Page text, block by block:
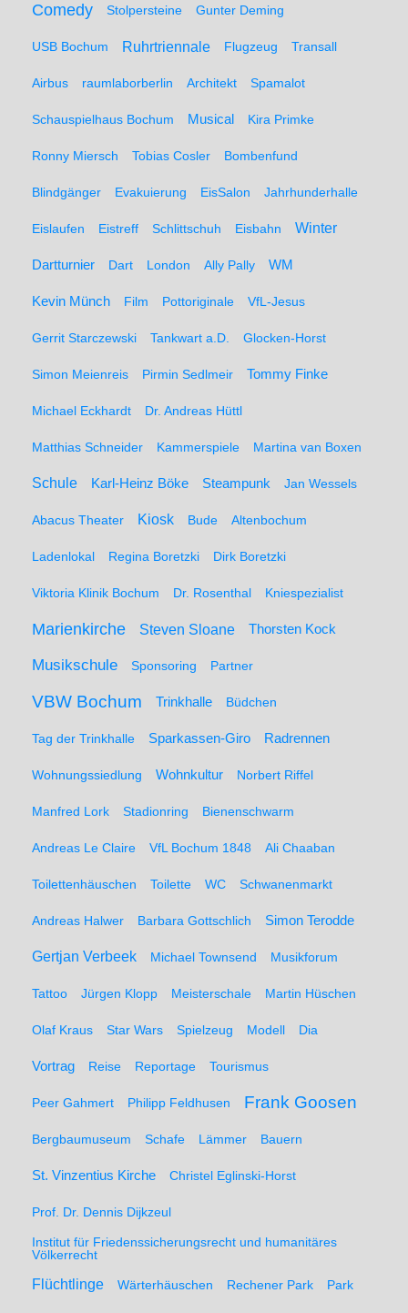
Comedy Stolpersteine Gunter Deming
USB Bochum Ruhrtriennale Flugzeug Transall
Airbus raumlaborberlin Architekt Spamalot
Schauspielhaus Bochum Musical Kira Primke
Ronny Miersch Tobias Cosler Bombenfund
Blindgänger Evakuierung EisSalon Jahrhunderhalle
Eislaufen Eistreff Schlittschuh Eisbahn Winter
Dartturnier Dart London Ally Pally WM
Kevin Münch Film Pottoriginale VfL-Jesus
Gerrit Starczewski Tankwart a.D. Glocken-Horst
Simon Meienreis Pirmin Sedlmeir Tommy Finke
Michael Eckhardt Dr. Andreas Hüttl
Matthias Schneider Kammerspiele Martina van Boxen
Schule Karl-Heinz Böke Steampunk Jan Wessels
Abacus Theater Kiosk Bude Altenbochum
Ladenlokal Regina Boretzki Dirk Boretzki
Viktoria Klinik Bochum Dr. Rosenthal Kniespezialist
Marienkirche Steven Sloane Thorsten Kock
Musikschule Sponsoring Partner
VBW Bochum Trinkhalle Büdchen
Tag der Trinkhalle Sparkassen-Giro Radrennen
Wohnungssiedlung Wohnkultur Norbert Riffel
Manfred Lork Stadionring Bienenschwarm
Andreas Le Claire VfL Bochum 1848 Ali Chaaban
Toilettenhäuschen Toilette WC Schwanenmarkt
Andreas Halwer Barbara Gottschlich Simon Terodde
Gertjan Verbeek Michael Townsend Musikforum
Tattoo Jürgen Klopp Meisterschale Martin Hüschen
Olaf Kraus Star Wars Spielzeug Modell Dia
Vortrag Reise Reportage Tourismus
Peer Gahmert Philipp Feldhusen Frank Goosen
Bergbaumuseum Schafe Lämmer Bauern
St. Vinzentius Kirche Christel Eglinski-Horst
Prof. Dr. Dennis Dijkzeul
Institut für Friedenssicherungsrecht und humanitäres
Völkerrecht
Flüchtlinge Wärterhäuschen Rechener Park Park